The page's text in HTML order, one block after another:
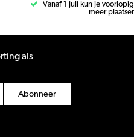
Vanaf 1 juli kun je
meer
als
Abonneer